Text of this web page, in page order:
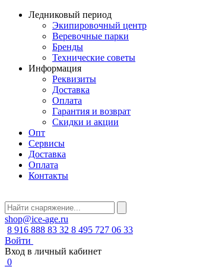
Ледниковый период
Экипировочный центр
Веревочные парки
Бренды
Технические советы
Информация
Реквизиты
Доставка
Оплата
Гарантия и возврат
Скидки и акции
Опт
Сервисы
Доставка
Оплата
Контакты
shop@ice-age.ru
8 916 888 83 32 8 495 727 06 33
Войти
Вход в личный кабинет
0